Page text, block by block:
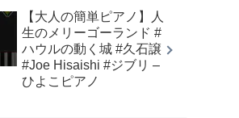
【大人の簡単ピアノ】人
生のメリーゴーランド #
ハウルの動く城 #久石譲
#Joe Hisaishi #ジブリ –
ひよこピアノ